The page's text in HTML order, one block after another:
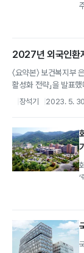
2027년 외국인환
〈요약본〉 보건복지
활성화 전략」을 발표
장석기 2023. 5.